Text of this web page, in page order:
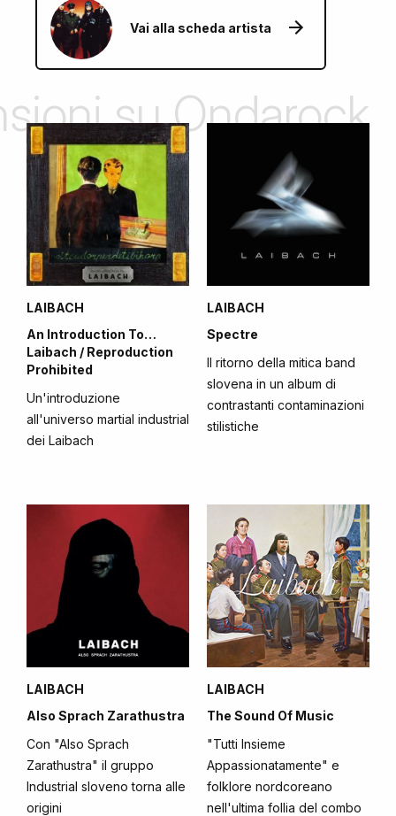
Vai alla scheda artista
su Ondarock
LAIBACH
An Introduction To…
Laibach / Reproduction
Prohibited
Un'introduzione
all'universo martial industrial
dei Laibach
LAIBACH
Spectre
Il ritorno della mitica band
slovena in un album di
contrastanti contaminazioni
stilistiche
LAIBACH
Also Sprach Zarathustra
Con "Also Sprach
Zarathustra" il gruppo
Industrial sloveno torna alle
origini
LAIBACH
The Sound Of Music
"Tutti Insieme
Appassionatamente" e
folklore nordcoreano
nell'ultima follia del combo